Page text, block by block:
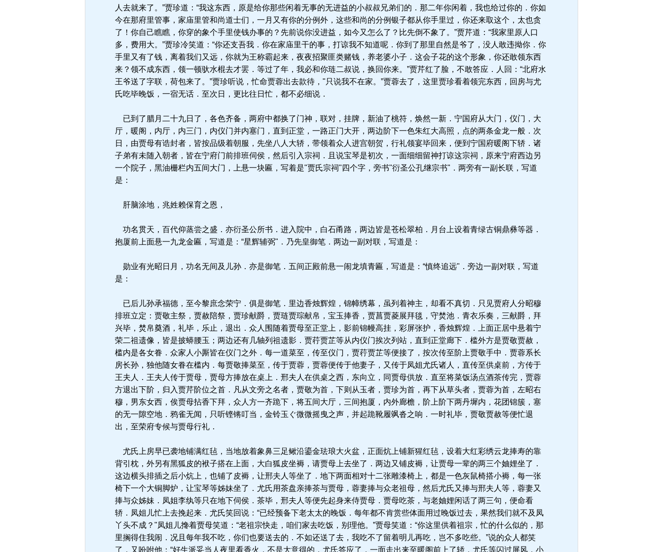
人去就来了。”贾珍道：“我这东西，原是给你那些闲着无事的无进益的小叔叔兄弟们的．那二年你闲着，我也给过你的．你如
今在那府里管事，家庙里管和尚道士们，一月又有你的分例外，这些和尚的分例银子都从你手里过，你还来取这个，太也贪
了！你自己瞧瞧，你穿的象个手里使钱办事的？先前说你没进益，如今又怎么了？比先倒不象了。”贾芹道：“我家里原人口
多，费用大。”贾珍冷笑道：“你还支吾我．你在家庙里干的事，打谅我不知道呢．你到了那里自然是爷了，没人敢违拗你．你
手里又有了钱，离着我们又远，你就为王称霸起来，夜夜招聚匪类赌钱，养老婆小子．这会子花的这个形象，你还敢领东西
来？领不成东西，领一顿驮水棍去才罢．等过了年，我必和你琏二叔说，换回你来。”贾芹红了脸，不敢答应．人回：“北府水
王爷送了字联，荷包来了。”贾珍听说，忙命贾蓉出去款待，"只说我不在家。”贾蓉去了，这里贾珍看着领完东西，回房与尤
氏吃毕晚饭，一宿无话．至次日，更比往日忙，都不必细说．
已到了腊月二十九日了，各色齐备，两府中都换了门神，联对，挂牌，新油了桃符，焕然一新．宁国府从大门，仪门，大
厅，暖阁，内厅，内三门，内仪门并内塞门，直到正堂，一路正门大开，两边阶下一色朱红大高照，点的两条金龙一般．次
日，由贾母有诰封者，皆按品级着朝服，先坐八人大轿，带领着众人进宫朝贺，行礼领宴毕回来，便到宁国府暖阁下轿．诸
子弟有未随入朝者，皆在宁府门前排班伺侯，然后引入宗祠．且说宝琴是初次，一面细细留神打谅这宗祠，原来宁府西边另
一个院子，黑油栅栏内五间大门，上悬一块匾，写着是"贾氏宗祠"四个字，旁书"衍圣公孔继宗书"．两旁有一副长联，写道
是：
肝脑涂地，兆姓赖保育之恩，
功名贯天，百代仰蒸尝之盛．亦衍圣公所书．进入院中，白石甬路，两边皆是苍松翠柏．月台上设着青绿古铜鼎彝等器．
抱厦前上面悬一九龙金匾，写道是：“星辉辅弼"．乃先皇御笔．两边一副对联，写道是：
勋业有光昭日月，功名无间及儿孙．亦是御笔．五间正殿前悬一闹龙填青匾，写道是：“慎终追远"．旁边一副对联，写道
是：
已后儿孙承福德，至今黎庶念荣宁．俱是御笔．里边香烛辉煌，锦幛绣幕，虽列着神主，却看不真切．只见贾府人分昭穆
排班立定：贾敬主祭，贾赦陪祭，贾珍献爵，贾琏贾琮献帛，宝玉捧香，贾菖贾菱展拜毯，守焚池．青衣乐奏，三献爵，拜
兴毕，焚帛奠酒，礼毕，乐止，退出．众人围随着贾母至正堂上，影前锦幔高挂，彩屏张护，香烛辉煌．上面正居中悬着宁
荣二祖遗像，皆是披蟒腰玉；两边还有几轴列祖遗影．贾荇贾芷等从内仪门挨次列站，直到正堂廊下．槛外方是贾敬贾赦，
槛内是各女眷．众家人小厮皆在仪门之外．每一道菜至，传至仪门，贾荇贾芷等便接了，按次传至阶上贾敬手中．贾蓉系长
房长孙，独他随女眷在槛内．每贾敬捧菜至，传于贾蓉，贾蓉便传于他妻子，又传于凤姐尤氏诸人，直传至供桌前，方传于
王夫人．王夫人传于贾母，贾母方捧放在桌上．邢夫人在供桌之西，东向立，同贾母供放．直至将菜饭汤点酒茶传完，贾蓉
方退出下阶，归入贾芹阶位之首．凡从文旁之名者，贾敬为首，下则从玉者，贾珍为首，再下从草头者，贾蓉为首，左昭右
穆，男东女西，俟贾母拈香下拜，众人方一齐跪下，将五间大厅，三间抱厦，内外廊檐，阶上阶下两丹墀内，花团锦簇，塞
的无一隙空地．鸦雀无闻，只听铿锵叮当，金铃玉ぐ微微摇曳之声，并起跪靴履飒沓之响．一时礼毕，贾敬贾赦等便忙退
出，至荣府专候与贾母行礼．
尤氏上房早已袭地铺满红毡，当地放着象鼻三足鳅沿鎏金珐琅大火盆，正面炕上铺新猩红毡，设着大红彩绣云龙捧寿的靠
背引枕，外另有黑狐皮的袱子搭在上面，大白狐皮坐褥，请贾母上去坐了．两边又铺皮褥，让贾母一辈的两三个妯娌坐了．
这边横头排插之后小炕上，也铺了皮褥，让邢夫人等坐了．地下两面相对十二张雕漆椅上，都是一色灰鼠椅搭小褥，每一张
椅下一个大铜脚炉，让宝琴等姊妹坐了．尤氏用茶盘亲捧茶与贾母，蓉妻捧与众老祖母，然后尤氏又捧与邢夫人等，蓉妻又
捧与众姊妹．凤姐李纨等只在地下伺侯．茶毕，邢夫人等便先起身来侍贾母．贾母吃茶，与老妯娌闲话了两三句，便命看
轿．凤姐儿忙上去挽起来．尤氏笑回说：“已经预备下老太太的晚饭．每年都不肯赏些体面用过晚饭过去，果然我们就不及凤
丫头不成？"凤姐儿搀着贾母笑道：“老祖宗快走，咱们家去吃饭，别理他。”贾母笑道：“你这里供着祖宗，忙的什么似的，那
里搁得住我闹．况且每年我不吃，你们也要送去的．不如还送了去，我吃不了留着明儿再吃，岂不多吃些。”说的众人都笑
了．又吩咐他：“好生派妥当人夜里看香火，不是大意得的．尤氏答应了．一面走出来至暖阁前上了轿．尤氏等闪过屏风，小